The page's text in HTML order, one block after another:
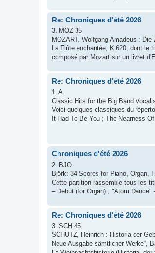
Re: Chroniques d'été 2026
3. MOZ 35
MOZART, Wolfgang Amadeus :
La Flûte enchantée, K.620, dont le
composé par Mozart sur un livret
Re: Chroniques d'été 2026
1. A.
Classic Hits for the Big Band
Voici quelques classiques du
It Had To Be You ; The Nearness
Chroniques d'été 2026
2. BJO
Björk: 34 Scores for Piano, Organ,
Cette partition rassemble tous les
– Debut (for Organ) ; "Atom Dance"
Re: Chroniques d'été 2026
3. SCH 45
SCHUTZ, Heinrich : Historia der
Neue Ausgabe sämtlicher Werke“,